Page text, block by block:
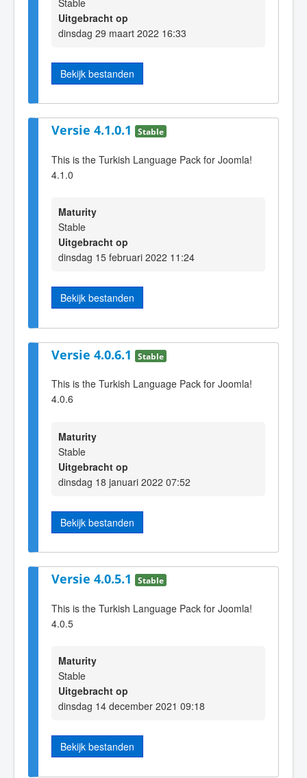
Stable
Uitgebracht op
dinsdag 29 maart 2022 16:33
Bekijk bestanden
Versie 4.1.0.1 Stable
This is the Turkish Language Pack for Joomla!
4.1.0
Maturity
Stable
Uitgebracht op
dinsdag 15 februari 2022 11:24
Bekijk bestanden
Versie 4.0.6.1 Stable
This is the Turkish Language Pack for Joomla!
4.0.6
Maturity
Stable
Uitgebracht op
dinsdag 18 januari 2022 07:52
Bekijk bestanden
Versie 4.0.5.1 Stable
This is the Turkish Language Pack for Joomla!
4.0.5
Maturity
Stable
Uitgebracht op
dinsdag 14 december 2021 09:18
Bekijk bestanden